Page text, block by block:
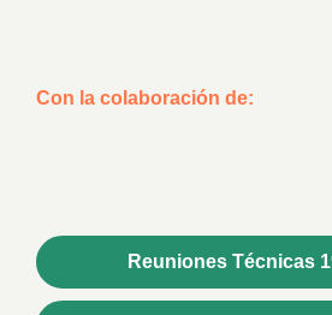
Con la colaboración de:
Reuniones Técnicas